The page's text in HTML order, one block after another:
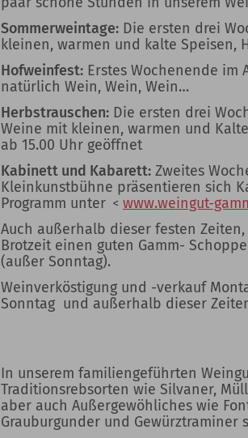
Sommerweintage: Die ersten drei
kleinen, warmen und kalte Speisen,
Hofweinfest: Erstes Wochenende im
natürlich Wein, Wein, Wein…
Herbstrauschen: Die ersten drei
Weine mit kleinen, warmen und
ab 15.00 Uhr geöffnet
Kabinett und Kabarett: Zweites
Kleinkunstbühne präsentieren sich
Programm unter
www.weingut-
Auch außerhalb dieser festen
Brotzeit einen guten Gamm-
(außer Sonntag).
Weinverköstigung und -verkauf
Sonntag und außerhalb dieser
In unserem familiengeführten
Traditionsrebsorten wie Silvaner,
aber auch Außergewöhliches wie
Grauburgunder und Gewürztraminer